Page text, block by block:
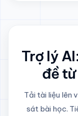
Trợ lý
đề
Tải tài liệu lên
sát bài học.